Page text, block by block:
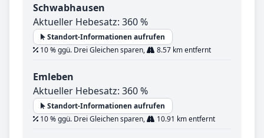
Schwabhausen
Aktueller Hebesatz: 360 %
Standort-Informationen aufrufen
10 % ggü. Drei Gleichen sparen,
8.57 km entfernt
Emleben
Aktueller Hebesatz: 360 %
Standort-Informationen aufrufen
10 % ggü. Drei Gleichen sparen,
10.91 km entfernt